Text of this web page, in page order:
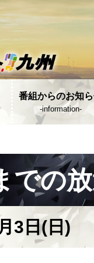
番組からのお知
-information-
での
3日(日)